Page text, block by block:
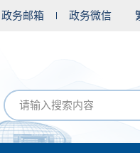
政务邮箱 政务微信